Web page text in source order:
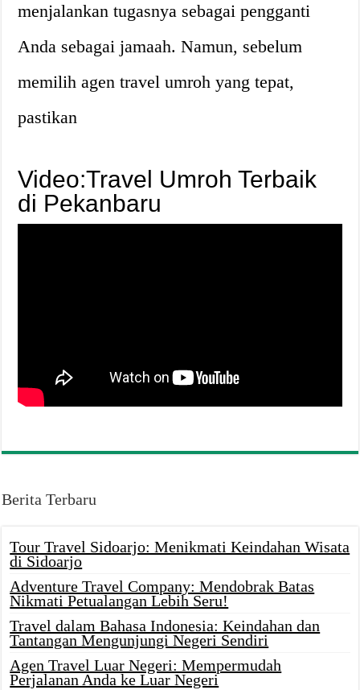
menjalankan tugasnya sebagai pengganti
Anda sebagai jamaah. Namun, sebelum
memilih agen travel umroh yang tepat,
pastikan
Video:Travel Umroh Terbaik
di Pekanbaru
Berita Terbaru
Tour Travel Sidoarjo: Menikmati Keindahan Wisata
di Sidoarjo
Adventure Travel Company: Mendobrak Batas
Nikmati Petualangan Lebih Seru!
Travel dalam Bahasa Indonesia: Keindahan dan
Tantangan Mengunjungi Negeri Sendiri
Agen Travel Luar Negeri: Mempermudah
Perjalanan Anda ke Luar Negeri